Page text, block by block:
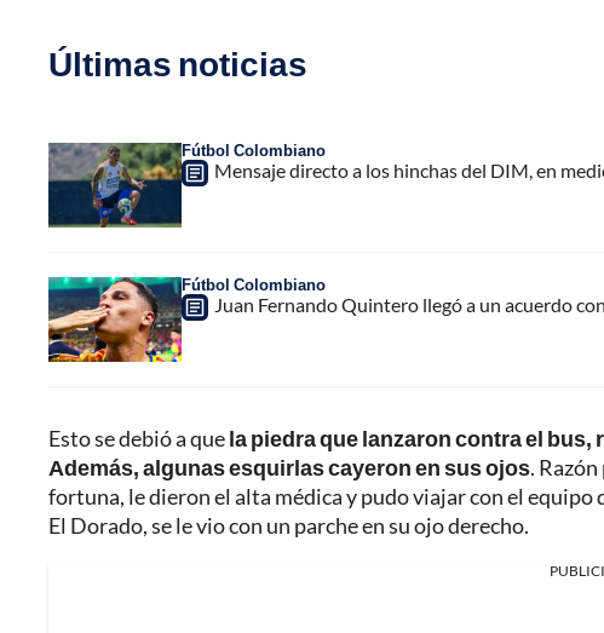
Últimas noticias
Fútbol Colombiano
Mensaje directo a los hinchas del DIM, en
Fútbol Colombiano
Juan Fernando Quintero llegó a un acuerdo
Esto se debió a quela piedra que lanzaron contra el
Además, algunas esquirlas cayeron en sus ojos.
fortuna, le dieron el alta médica y pudo viajar con el
El Dorado, se le vio con un parche en su ojo derecho.